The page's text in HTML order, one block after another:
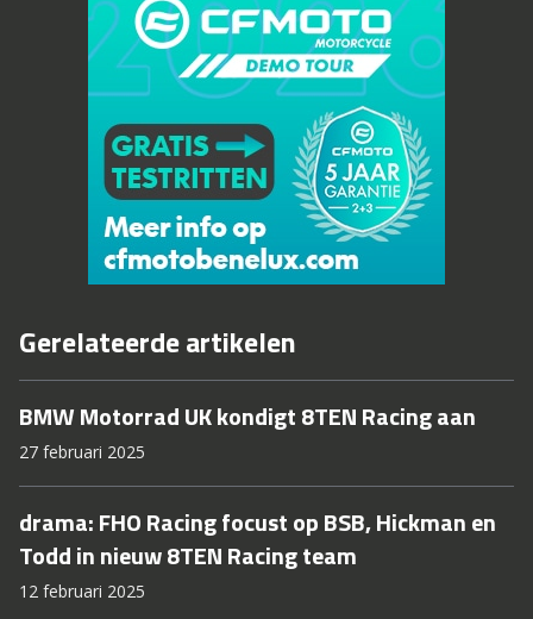
Gerelateerde artikelen
BMW Motorrad UK kondigt 8TEN Racing aan
27 februari 2025
drama: FHO Racing focust op BSB, Hickman en
Todd in nieuw 8TEN Racing team
12 februari 2025